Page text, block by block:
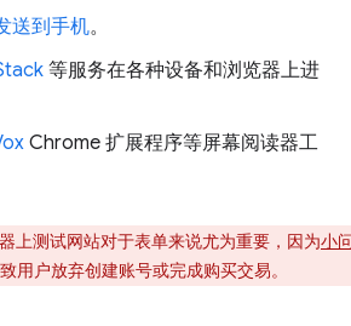
送到手机。
等服务在各种设备和浏览器上进
Chrome 扩展程序等屏幕阅读器工
上测试网站对于表单来说尤为重要，因为小
致用户放弃创建账号或完成购买交易。